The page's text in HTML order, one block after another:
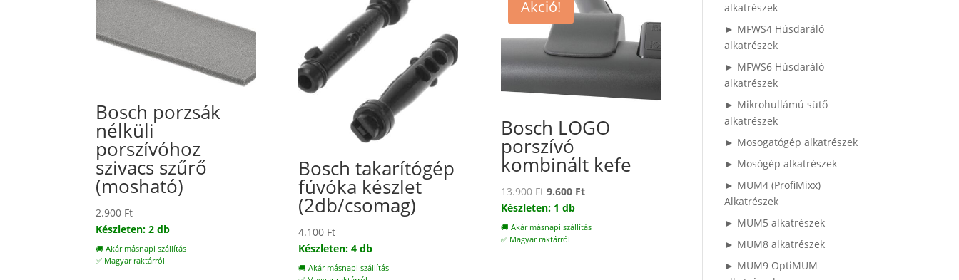
Bosch porzsák
nélküli
porszívóhoz
szivacs szűrő
(mosható)
2.900 Ft
Készleten: 2 db
🚚 Akár másnapi szállítás
✅ Magyar raktárról
Bosch takarítógép
fúvóka készlet
(2db/csomag)
4.100 Ft
Készleten: 4 db
🚚 Akár másnapi szállítás
Akció!
Bosch LOGO
porszívó
kombinált kefe
13.900Ft Original
price
was:
13.900 Ft.
9.600 FtCurrent
is:
Készleten: 1 db
🚚 Akár másnapi szállítás
✅ Magyar raktárról
alkatrészek
► MFWS4 Húsdaráló
alkatrészek
► MFWS6 Húsdaráló
alkatrészek
► Mikrohullámú sütő
alkatrészek
► Mosogatógép alkatrészek
► Mosógép alkatrészek
► MUM4 (ProfiMixx)
Alkatrészek
► MUM5 alkatrészek
► MUM8 alkatrészek
► MUM9 OptiMUM